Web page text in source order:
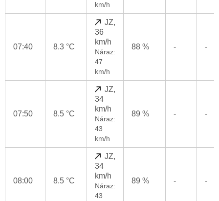
km/h
07:40 8.3 °C
JZ,
36
km/h
Náraz:
47
km/h
88 % - -
07:50 8.5 °C
JZ,
34
km/h
Náraz:
43
km/h
89 % - -
08:00 8.5 °C
JZ,
34
km/h
Náraz:
43
89 % - -